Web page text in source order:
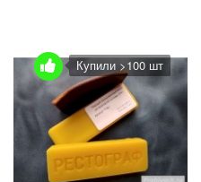
Купили >100 шт